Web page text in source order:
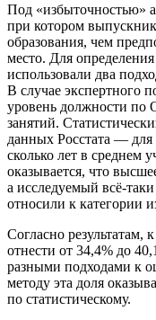
Под «избыточностью»
при котором
образования, чем
место. Для
использовали два
В случае экспертного
уровень должности по
занятий.
данных Росстата — для
сколько лет в среднем
оказывается, что
а исследуемый
относили к категории
Согласно
отнести от 34,4% до
разными подходами к
методу эта доля
по статистическому.